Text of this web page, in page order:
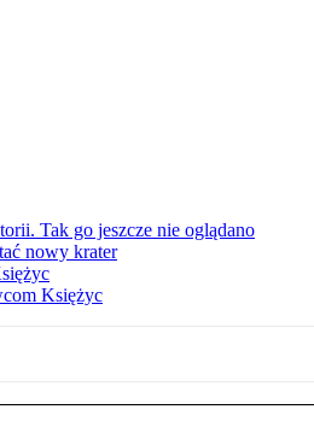
Tak go jeszcze nie oglądano
nowy krater
Księżyc